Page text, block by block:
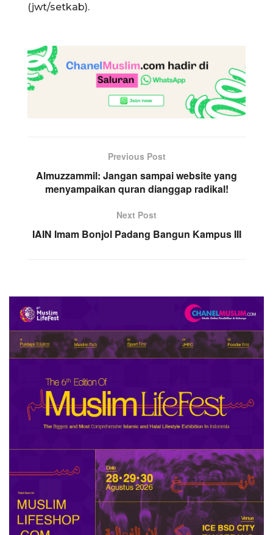
(jwt/setkab).
Previous Post
Almuzzammil: Jangan sampai website yang
menyampaikan quran dianggap radikal!
Next Post
IAIN Imam Bonjol Padang Bangun Kampus III